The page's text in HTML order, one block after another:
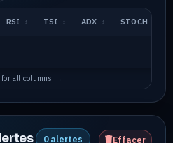
RSI ↕ TSI ↕ ADX ↕ STOCH
0 alertes Effacer